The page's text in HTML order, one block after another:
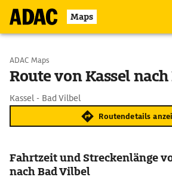
Maps
Start wählen
ADAC Maps
Route von Kassel
Kassel - Bad Vilbel
Routendetails
Fahrtzeit und Streckenlänge
nach Bad Vilbel